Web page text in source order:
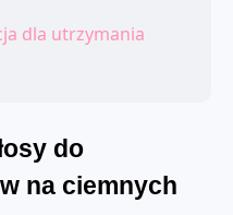
dla utrzymania
do
na ciemnych